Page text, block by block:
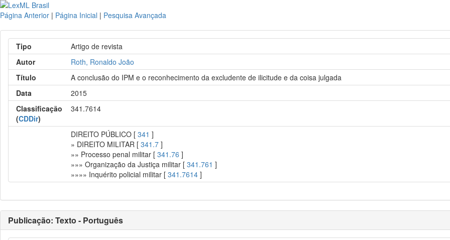
Página Anterior | Página Inicial | Pesquisa Avançada
Tipo
Artigo de revista
Autor
Roth, Ronaldo João
Título
A conclusão do IPM e o reconhecimento da excludente de ilicitude e da coisa julgada
Data
2015
Classificação
(CDDir)
341.7614
DIREITO PÚBLICO [341 ]
» DIREITO MILITAR [341.7 ]
»» Processo penal militar [341.76 ]
»»» Organização da Justiça militar [341.761 ]
»»»» Inquérito policial militar [341.7614 ]
Publicação: Texto - Português